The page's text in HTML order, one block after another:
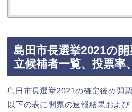
島田市長選挙2021の開
立候補者一覧、投票率
島田市長選挙2021の確定後の開
以下の表に開票の速報結果および